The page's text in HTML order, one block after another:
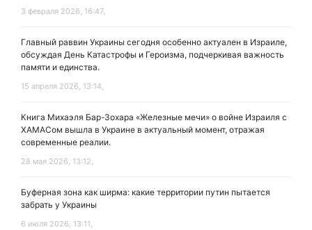
3 февраля 2026, 16:47,
Главный раввин Украины сегодня особенно актуален в Израиле,
обсуждая День Катастрофы и Героизма, подчеркивая важность
памяти и единства.
15 апреля 2026, 13:14,
Книга Михаэля Бар-Зохара «Железные мечи» о войне Израиля с
ХАМАСом вышла в Украине в актуальный момент, отражая
современные реалии.
28 мая 2026, 13:12,
Буферная зона как ширма: какие территории путин пытается
забрать у Украины
6 июля 2026, 13:11,